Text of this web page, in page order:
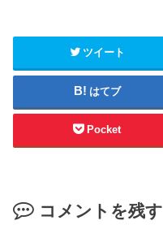
ツイート
はてブ
Pocket
コメントを残す